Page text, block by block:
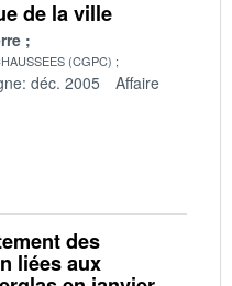
de la ville
(CGPC)
déc. 2005
Affaire
des
liées aux